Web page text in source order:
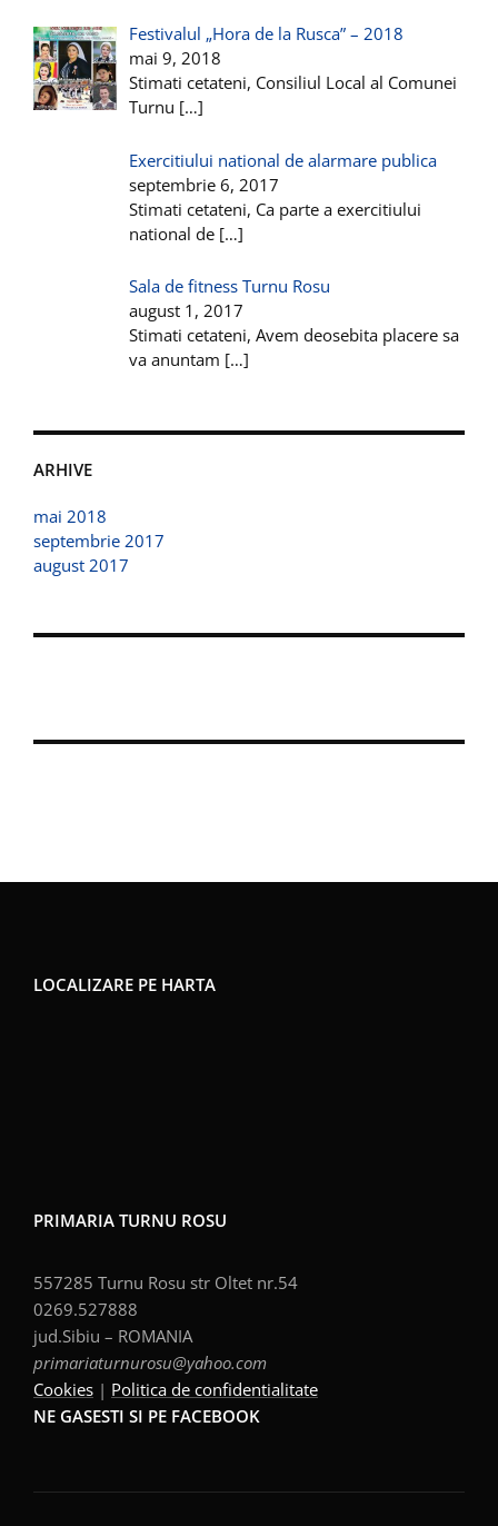
Festivalul „Hora de la Rusca” – 2018
mai 9, 2018
Stimati cetateni, Consiliul Local al Comunei
Turnu […]
Exercitiului national de alarmare publica
septembrie 6, 2017
Stimati cetateni, Ca parte a exercitiului
national de […]
Sala de fitness Turnu Rosu
august 1, 2017
Stimati cetateni, Avem deosebita placere sa
va anuntam […]
ARHIVE
mai 2018
septembrie 2017
august 2017
LOCALIZARE PE HARTA
PRIMARIA TURNU ROSU
557285 Turnu Rosu str Oltet nr.54
0269.527888
jud.Sibiu – ROMANIA
primariaturnurosu@yahoo.com
Cookies | Politica de confidentialitate
NE GASESTI SI PE FACEBOOK